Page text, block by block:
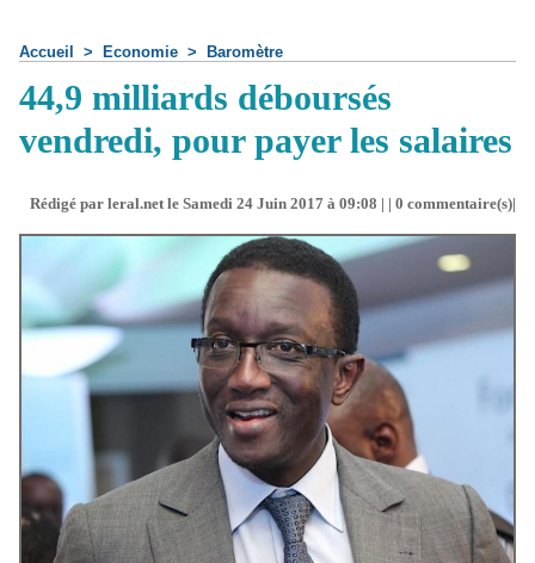
Accueil > Economie > Baromètre
44,9 milliards déboursés
vendredi, pour payer les salaires
Rédigé par leral.net le Samedi 24 Juin 2017 à 09:08 | | 0 commentaire(s)|